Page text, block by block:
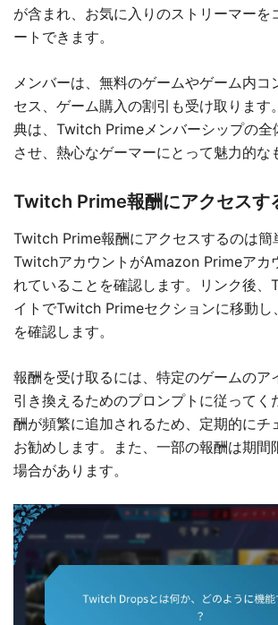
が含まれ、お気に入りのストリーマーを
ートできます。
メンバーは、無料のゲームやゲーム内コ
セス、ゲーム購入の割引も受け取ります
典は、Twitch Primeメンバーシップの全
させ、熱心なゲーマーにとって魅力的な
Twitch Prime報酬にアクセスす
Twitch Prime報酬にアクセスするのは簡
TwitchアカウントがAmazon Primeアカ
れていることを確認します。リンク後
イトでTwitch Primeセクションに移動し
を確認します。
報酬を受け取るには、特定のゲームのア
引き換えるためのプロンプトに従ってく
酬が頻繁に追加されるため、定期的にチ
お勧めします。また、一部の報酬は期間
場合があります。